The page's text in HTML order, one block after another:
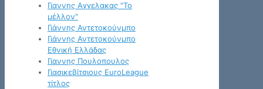
Γιαννης Αγγελακας "Το
μέλλον"
Γιάννης Αντετοκούνμπο
Γιάννης Αντετοκούνμπο
Εθνική Ελλάδας
Γιαννης Πουλοπουλος
Γιασικεβίτσιους EuroLeague
τίτλος